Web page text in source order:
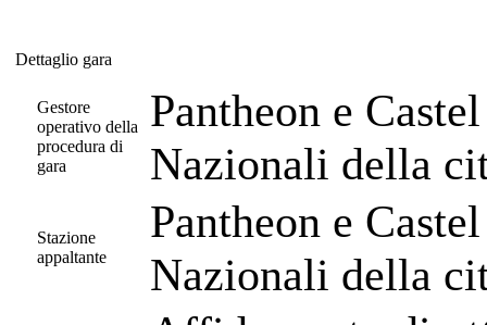
Dettaglio gara
Gestore
operativo della
procedura di
gara
Pantheon e
Nazionali della
Stazione
appaltante
Pantheon e
Nazionali della